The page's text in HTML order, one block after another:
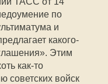
по
и
какого-
Этим
как-то
советских войск